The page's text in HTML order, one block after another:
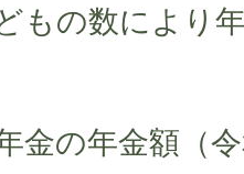
もの数により
金の年金額（